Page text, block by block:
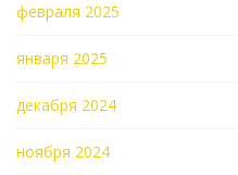
февраля 2025
января 2025
декабря 2024
ноября 2024